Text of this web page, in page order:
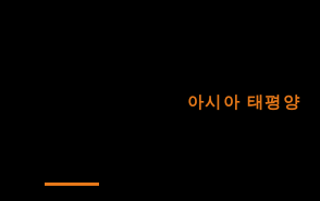
아시아 태평양